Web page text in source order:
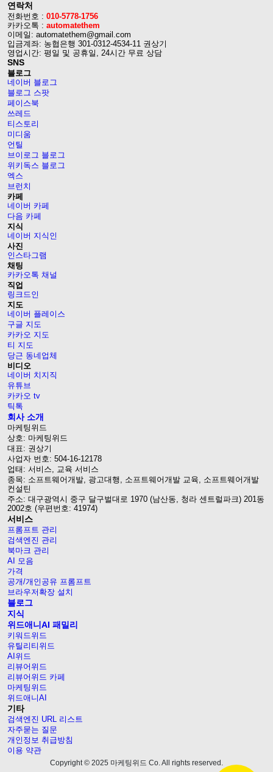
연락처
전화번호 : 010-5778-1756
카카오톡 : automatethem
이메일: automatethem@gmail.com
입금계좌: 농협은행 301-0312-4534-11 권상기
영업시간: 평일 및 공휴일, 24시간 무료 상담
SNS
블로그
네이버 블로그
블로그 스팟
페이스북
쓰레드
티스토리
미디움
언틸
브이로그 블로그
위키독스 블로그
엑스
브런치
카페
네이버 카페
다음 카페
지식
네이버 지식인
사진
인스타그램
채팅
카카오톡 채널
직업
링크드인
지도
네이버 플레이스
구글 지도
카카오 지도
티 지도
당근 동네업체
비디오
네이버 치지직
유튜브
카카오 tv
틱톡
회사 소개
마케팅위드
상호: 마케팅위드
대표: 권상기
사업자 번호: 504-16-12178
업태: 서비스, 교육 서비스
종목: 소프트웨어개발, 광고대행, 소프트웨어개발 교육, 소프트웨어개발
컨설틴
주소: 대구광역시 중구 달구벌대로 1970 (남산동, 청라 센트럴파크) 201동
2002호 (우편번호: 41974)
서비스
프롬프트 관리
검색엔진 관리
북마크 관리
AI 모음
가격
공개/개인공유 프롬프트
브라우저확장 설치
블로그
지식
위드애니AI 패밀리
키워드위드
유틸리티위드
AI위드
리뷰어위드
리뷰어위드 카페
마케팅위드
위드애니AI
기타
검색엔진 URL 리스트
자주묻는 질문
개인정보 취급방침
이용 약관
Copyright © 2025 마케팅위드 Co. All rights reserved.